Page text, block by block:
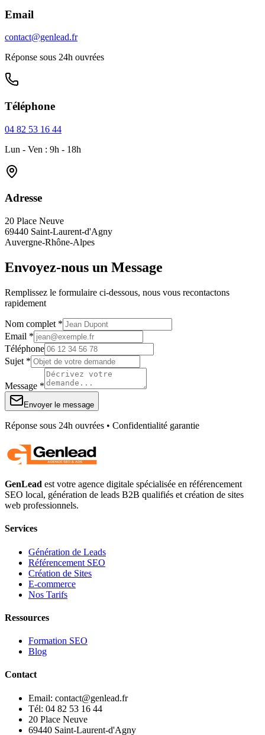
Email
contact@genlead.fr
Réponse sous 24h ouvrées
Téléphone
04 82 53 16 44
Lun - Ven : 9h - 18h
Adresse
20 Place Neuve
69440 Saint-Laurent-d'Agny
Auvergne-Rhône-Alpes
Envoyez-nous un Message
Remplissez le formulaire ci-dessous, nous vous recontactons
rapidement
Nom complet *
Email *
Téléphone
Sujet *
Message *
Envoyer le message
Réponse sous 24h ouvrées • Confidentialité garantie
GenLead est votre agence digitale spécialisée en référencement
SEO local, génération de leads B2B qualifiés et création de sites
web professionnels.
Services
Génération de Leads
Référencement SEO
Création de Sites
E-commerce
Nos Tarifs
Ressources
Formation SEO
Blog
Contact
Email: contact@genlead.fr
Tél: 04 82 53 16 44
20 Place Neuve
69440 Saint-Laurent-d'Agny